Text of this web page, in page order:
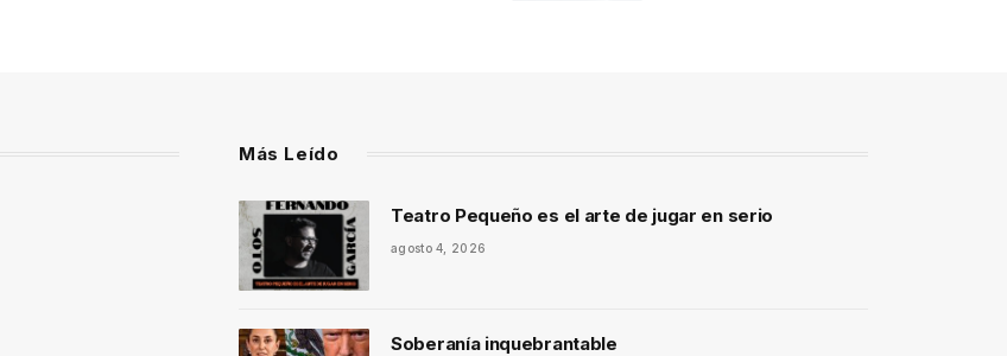
Más Leído
Teatro Pequeño es el arte de jugar en serio
agosto 4, 2026
Soberanía inquebrantable